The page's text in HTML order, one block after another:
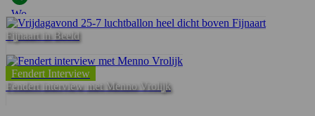
Fijnaart in Beeld
Fendert Interview
Fendert interview met Menno Vrolijk